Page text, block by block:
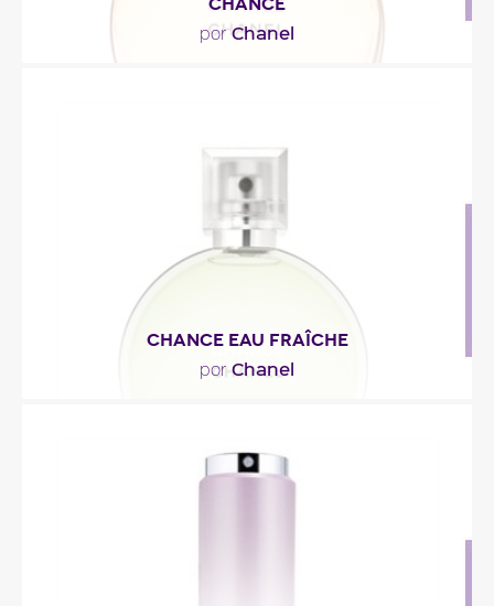
por Chanel
Descripción del perfume
CHANCE EAU FRAÎCHE
por Chanel
cidro y el jacinto de agua. La estela amaderada..."